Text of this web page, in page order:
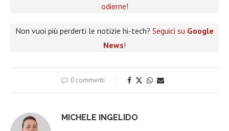
odierne!
Non vuoi più perderti le notizie hi-tech? Seguici su Google
News!
0 commenti
MICHELE INGELIDO